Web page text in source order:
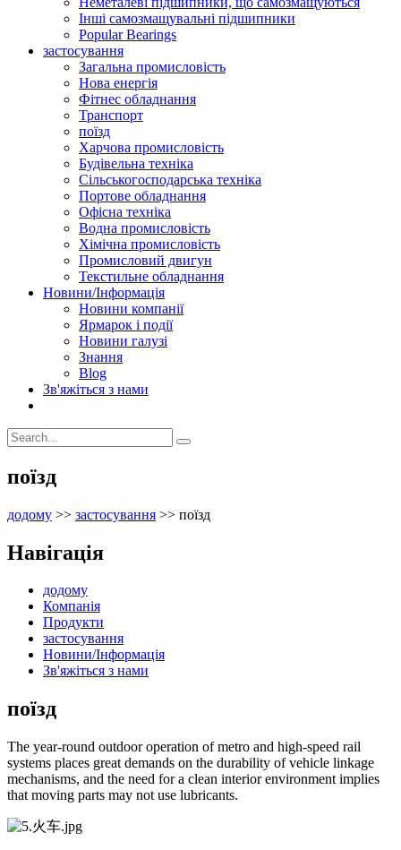
Інші самозмащувальні підшипники
Popular Bearings
застосування
Загальна промисловість
Нова енергія
Фітнес обладнання
Транспорт
поїзд
Харчова промисловість
Будівельна техніка
Сільськогосподарська техніка
Портове обладнання
Офісна техніка
Водна промисловість
Хімічна промисловість
Промисловий двигун
Текстильне обладнання
Новини/Інформація
Новини компанії
Ярмарок і події
Новини галузі
Знання
Blog
Зв'яжіться з нами
поїзд
додому >> застосування >> поїзд
Навігація
додому
Компанія
Продукти
застосування
Новини/Інформація
Зв'яжіться з нами
поїзд
The year-round outdoor operation of metro and high-speed rail
systems places great demands on the durability of vehicle linkage
mechanisms, and the need for a clean interior environment implies
that moving parts may not use lubricants.